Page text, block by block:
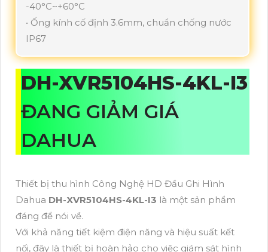
-40°C~+60°C
• Ống kính cố định 3.6mm, chuẩn chống nước
IP67
DH-XVR5104HS-4KL-I3
ĐANG GIẢM GIÁ
DAHUA
Thiết bị thu hình Công Nghệ HD Đầu Ghi Hình
Dahua DH-XVR5104HS-4KL-I3 là một sản phẩm
đáng để nói về.
Với khả năng tiết kiệm điện năng và hiệu suất kết
nối, đây là thiết bị hoàn hảo cho việc giám sát hình